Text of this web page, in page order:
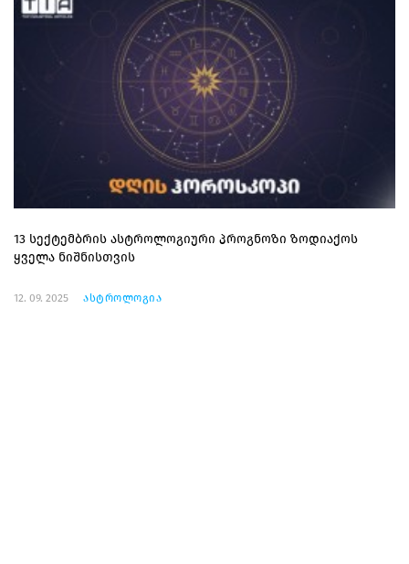
13 სექტემბრის ასტროლოგიური პროგნოზი ზოდიაქოს
ყველა ნიშნისთვის
12. 09. 2025 ასტროლოგია